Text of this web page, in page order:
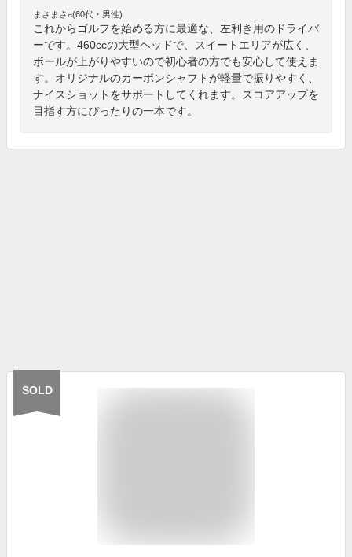
まさまさa(60代・男性)
これからゴルフを始める方に最適な、左利き用のドライバ
ーです。460ccの大型ヘッドで、スイートエリアが広く、
ボールが上がりやすいので初心者の方でも安心して使えま
す。オリジナルのカーボンシャフトが軽量で振りやすく、
ナイスショットをサポートしてくれます。スコアアップを
目指す方にぴったりの一本です。
SOLD